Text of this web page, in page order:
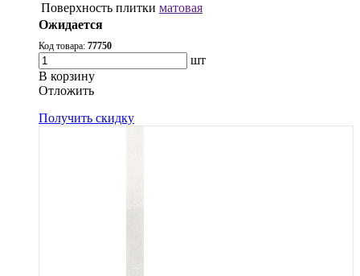
Поверхность плитки матовая
Ожидается
Код товара: 77750
шт
В корзину
Oтложить
Получить скидку